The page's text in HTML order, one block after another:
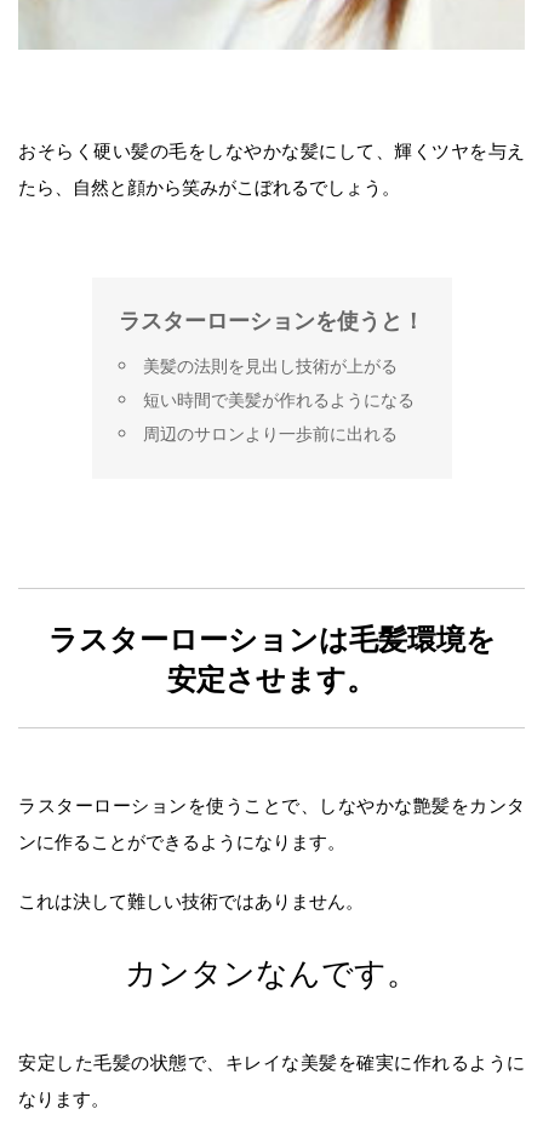
おそらく硬い髪の毛をしなやかな髪にして、輝くツヤを与え
たら、自然と顔から笑みがこぼれるでしょう。
ラスターローションを使うと！
美髪の法則を見出し技術が上がる
短い時間で美髪が作れるようになる
周辺のサロンより一歩前に出れる
ラスターローションは毛髪環境を
安定させます。
ラスターローションを使うことで、しなやかな艶髪をカンタ
ンに作ることができるようになります。
これは決して難しい技術ではありません。
カンタンなんです。
安定した毛髪の状態で、キレイな美髪を確実に作れるように
なります。